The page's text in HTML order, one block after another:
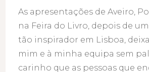
As apresentações de Aveiro,
na Feira do Livro, depois de
tão inspirador em Lisboa,
mim e à minha equipa sem
carinho que as pessoas que